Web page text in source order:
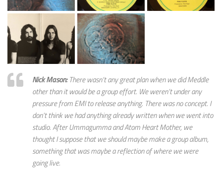
Nick Mason:There wasn’t any great plan when we didMeddle
other than it would be a group effort. We weren’t under any
pressure from EMI to release anything. There was no concept. I
don’t think we had anything already written when we went into
studio. AfterUmmagummaandAtom Heart Mother, we
thought I suppose that we should maybe make a group album,
something that was maybe a reflection of where we were
going live.